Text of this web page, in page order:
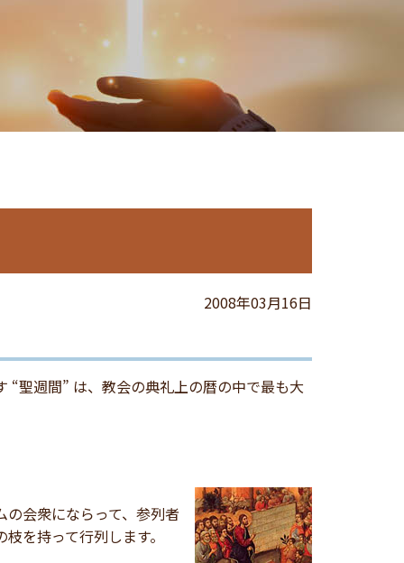
2008年03月16日
聖週間” は、教会の典礼上の暦の中で最も大
会衆にならって、参列者
を持って行列します。